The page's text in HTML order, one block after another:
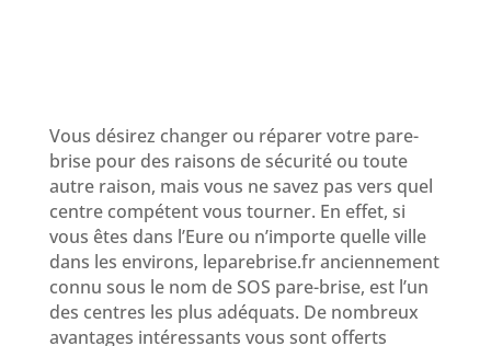
Vous désirez changer ou réparer votre pare-
brise pour des raisons de sécurité ou toute
autre raison, mais vous ne savez pas vers quel
centre compétent vous tourner. En effet, si
vous êtes dans l’Eure ou n’importe quelle ville
dans les environs, leparebrise.fr anciennement
connu sous le nom de SOS pare-brise, est l’un
des centres les plus adéquats. De nombreux
avantages intéressants vous sont offerts